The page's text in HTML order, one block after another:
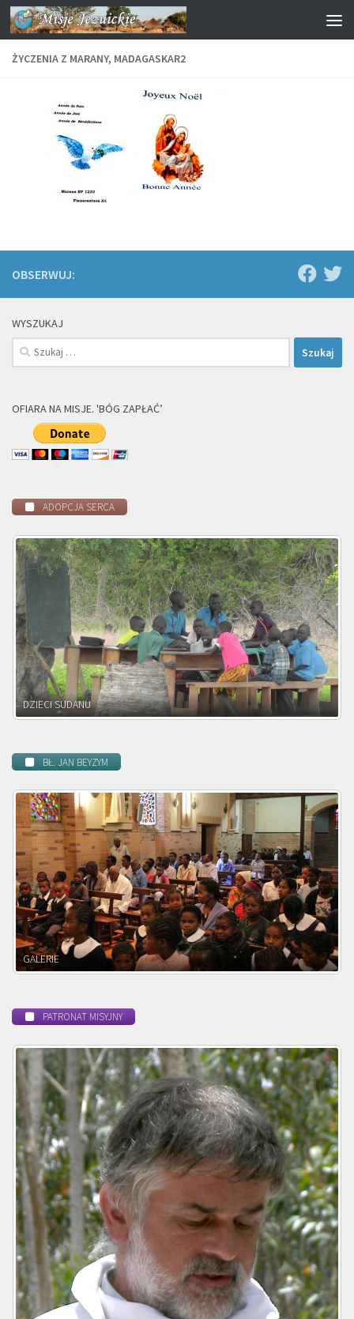
Przejdź do treści
ŻYCZENIA Z MARANY, MADAGASKAR2
OBSERWUJ:
WYSZUKAJ
Szukaj:
OFIARA NA MISJE. 'BÓG ZAPŁAĆ’
ADOPCJA SERCA
DZIECI ZAMBII
BŁ. JAN BEYZYM
POWOŁANIE MISYJNE
PATRONAT MISYJNY